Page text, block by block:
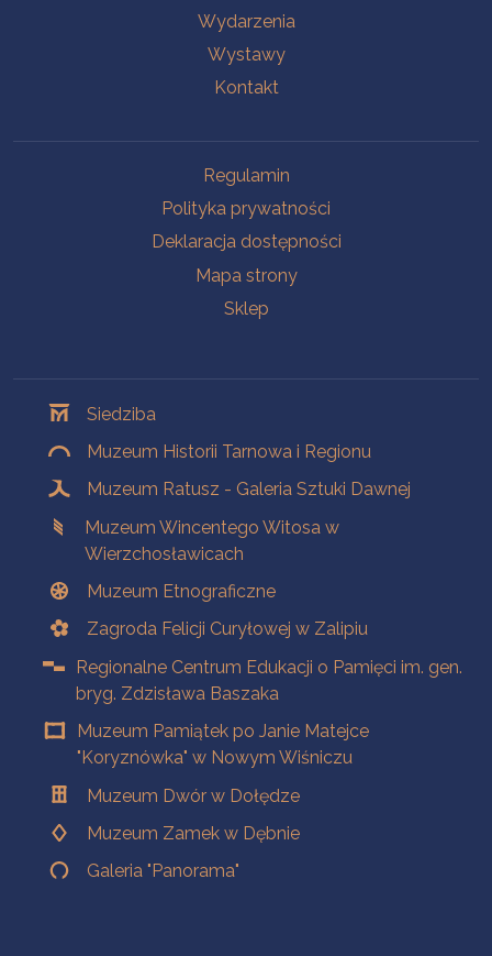
Wydarzenia
Wystawy
Kontakt
Regulamin
Polityka prywatności
Deklaracja dostępności
Mapa strony
Sklep
Siedziba
Muzeum Historii Tarnowa i Regionu
Muzeum Ratusz - Galeria Sztuki Dawnej
Muzeum Wincentego Witosa w
Wierzchosławicach
Muzeum Etnograficzne
Zagroda Felicji Curyłowej w Zalipiu
Regionalne Centrum Edukacji o Pamięci im. gen.
bryg. Zdzisława Baszaka
Muzeum Pamiątek po Janie Matejce
"Koryznówka" w Nowym Wiśniczu
Muzeum Dwór w Dołędze
Muzeum Zamek w Dębnie
Galeria "Panorama"